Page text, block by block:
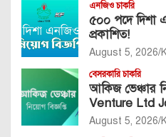
এনজিও চাকরি
৫০০ পদে দিশা
প্রকাশিত!
August 5, 2026
বেসরকারি চাকরি
আকিজ ভেঞ্চার
Venture Ltd
August 5, 2026